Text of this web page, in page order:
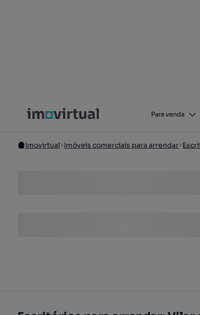
Para venda
Imovirtual Imóveis comerciais para arrendar